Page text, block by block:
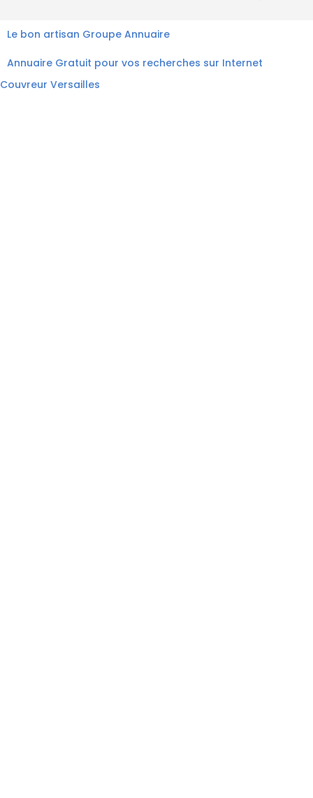
Le bon artisan Groupe Annuaire
Annuaire Gratuit pour vos recherches sur Internet
Couvreur Versailles